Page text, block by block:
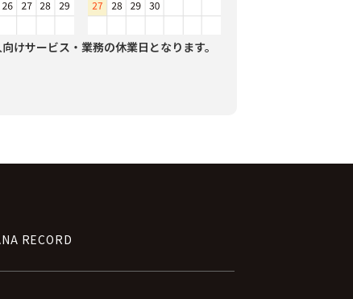
向けサービス・業務の休業日となります。
RECORD